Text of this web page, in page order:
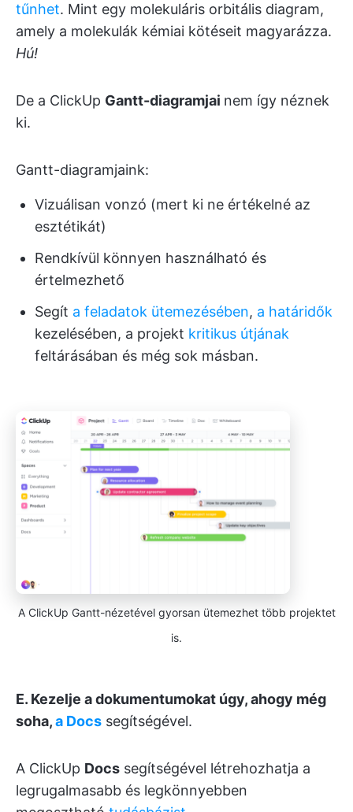
tűnhet. Mint egy molekuláris orbitális diagram,
amely a molekulák kémiai kötéseit magyarázza.
Hú!
De a ClickUp Gantt-diagramjai nem így néznek
ki.
Gantt-diagramjaink:
Vizuálisan vonzó (mert ki ne értékelné az
esztétikát)
Rendkívül könnyen használható és
értelmezhető
Segít a feladatok ütemezésében, a határidők
kezelésében, a projekt kritikus útjának
feltárásában és még sok másban.
A ClickUp Gantt-nézetével gyorsan ütemezhet több projektet
is.
E. Kezelje a dokumentumokat úgy, ahogy még
soha,a Docs segítségével.
A ClickUp Docs segítségével létrehozhatja a
legrugalmasabb és legkönnyebben